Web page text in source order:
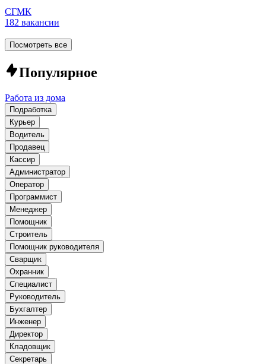
СГМК
182 вакансии
Посмотреть все
Популярное
Работа из дома
Подработка
Курьер
Водитель
Продавец
Кассир
Администратор
Оператор
Программист
Менеджер
Помощник
Строитель
Помощник руководителя
Сварщик
Охранник
Специалист
Руководитель
Бухгалтер
Инженер
Директор
Кладовщик
Секретарь